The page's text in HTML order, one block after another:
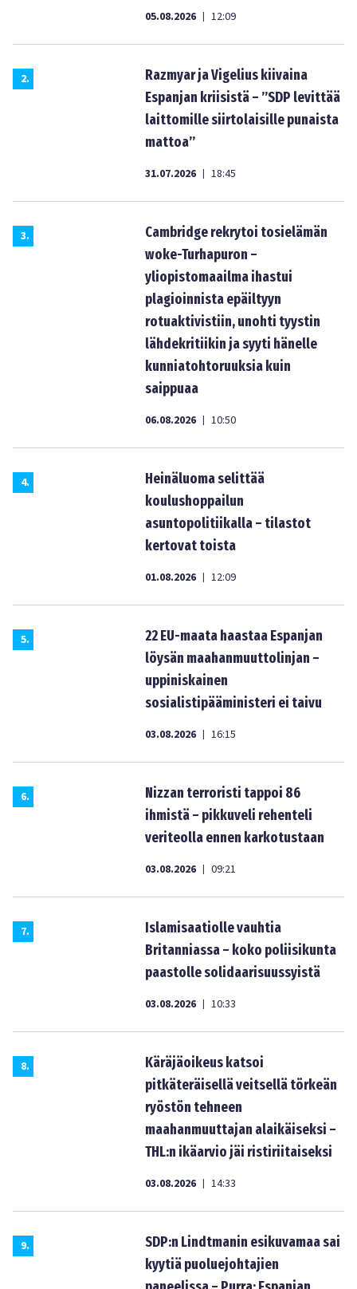
05.08.2026 | 12:09
2.
Razmyar ja Vigelius kiivaina
Espanjan kriisistä – ”SDP levittää
laittomille siirtolaisille punaista
mattoa”
31.07.2026 | 18:45
3.
Cambridge rekrytoi tosielämän
woke-Turhapuron –
yliopistomaailma ihastui
plagioinnista epäiltyyn
rotuaktivistiin, unohti tyystin
lähdekritiikin ja syyti hänelle
kunniatohtoruuksia kuin
saippuaa
06.08.2026 | 10:50
4.
Heinäluoma selittää
koulushoppailun
asuntopolitiikalla – tilastot
kertovat toista
01.08.2026 | 12:09
5.
22 EU-maata haastaa Espanjan
löysän maahanmuuttolinjan –
uppiniskainen
sosialistipääministeri ei taivu
03.08.2026 | 16:15
6.
Nizzan terroristi tappoi 86
ihmistä – pikkuveli rehenteli
veriteolla ennen karkotustaan
03.08.2026 | 09:21
7.
Islamisaatiolle vauhtia
Britanniassa – koko poliisikunta
paastolle solidaarisuussyistä
03.08.2026 | 10:33
8.
Käräjäoikeus katsoi
pitkäteräisellä veitsellä törkeän
ryöstön tehneen
maahanmuuttajan alaikäiseksi –
THL:n ikäarvio jäi ristiriitaiseksi
03.08.2026 | 14:33
9.
SDP:n Lindtmanin esikuvamaa sai
kyytiä puoluejohtajien